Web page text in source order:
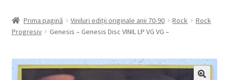
CD-uri originale
Prima pagină Viniluri ediții originale anii 70-90 Rock
Rock
Progresiv
Genesis – Genesis Disc VINIL LP VG VG –